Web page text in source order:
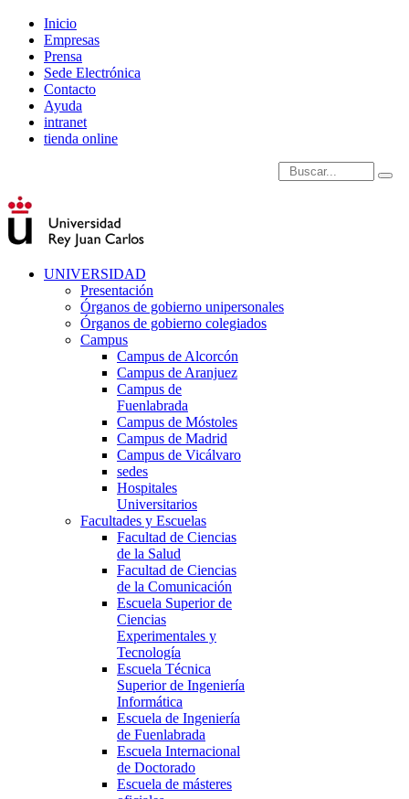
Inicio
Empresas
Prensa
Sede Electrónica
Contacto
Ayuda
intranet
tienda online
Introduce términos de
UNIVERSIDAD
Presentación
Órganos de gobierno unipersonales
Órganos de gobierno colegiados
Campus
Campus de Alcorcón
Campus de Aranjuez
Campus de
Fuenlabrada
Campus de Móstoles
Campus de Madrid
Campus de Vicálvaro
sedes
Hospitales
Universitarios
Facultades y Escuelas
Facultad de Ciencias
de la Salud
Facultad de Ciencias
de la Comunicación
Escuela Superior de
Ciencias
Experimentales y
Tecnología
Escuela Técnica
Superior de Ingeniería
Informática
Escuela de Ingeniería
de Fuenlabrada
Escuela Internacional
de Doctorado
Escuela de másteres